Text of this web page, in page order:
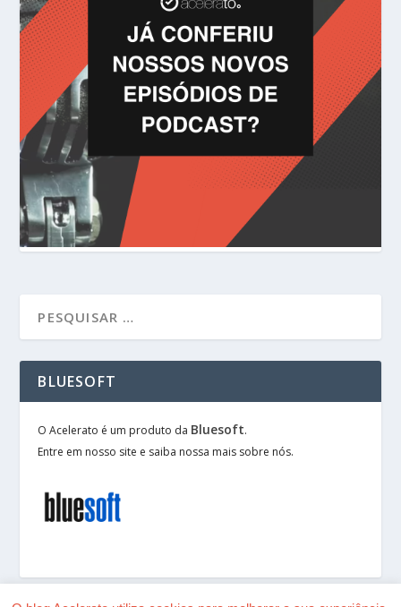
BLUESOFT
O Acelerato é um produto da Bluesoft.
Entre em nosso site e saiba nossa mais sobre nós.